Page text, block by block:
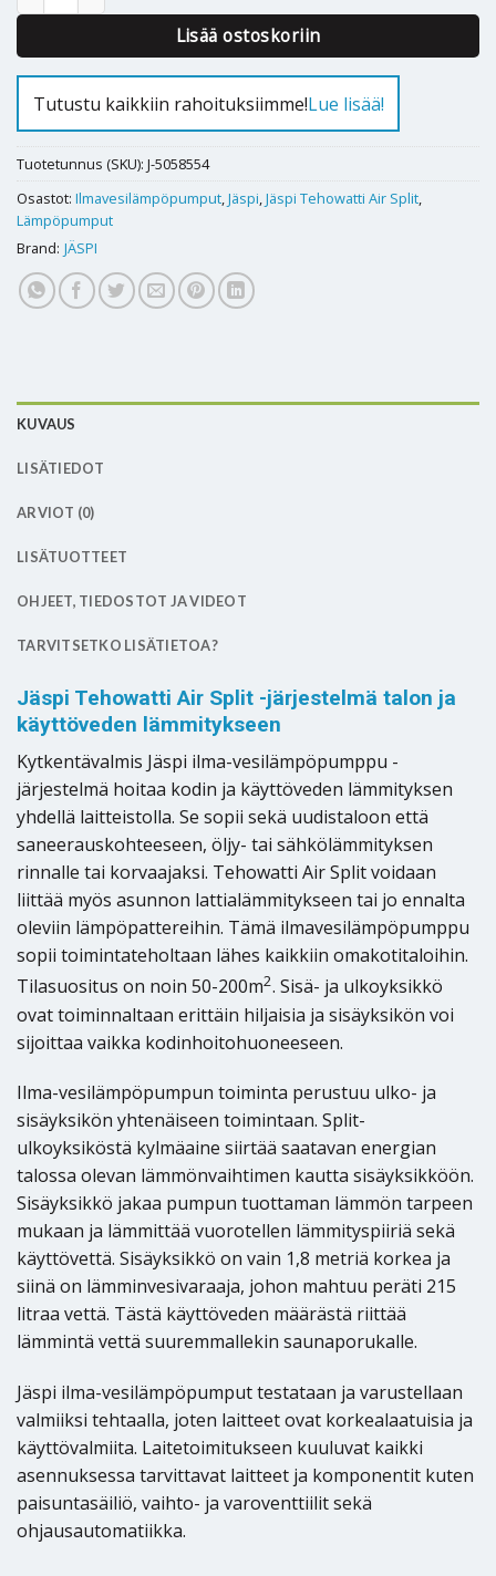
Lisää ostoskoriin
Tutustu kaikkiin rahoituksiimme!Lue lisää!
Tuotetunnus (SKU): J-5058554
Osastot: Ilmavesilämpöpumput,Jäspi,Jäspi Tehowatti Air Split,
Lämpöpumput
Brand: JÄSPI
KUVAUS
LISÄTIEDOT
ARVIOT (0)
LISÄTUOTTEET
OHJEET, TIEDOSTOT JA VIDEOT
TARVITSETKO LISÄTIETOA?
Jäspi Tehowatti Air Split -järjestelmä talon ja
käyttöveden lämmitykseen
Kytkentävalmis Jäspi ilma-vesilämpöpumppu -
järjestelmä hoitaa kodin ja käyttöveden lämmityksen
yhdellä laitteistolla. Se sopii sekä uudistaloon että
saneerauskohteeseen, öljy- tai sähkölämmityksen
rinnalle tai korvaajaksi. Tehowatti Air Split voidaan
liittää myös asunnon lattialämmitykseen tai jo ennalta
oleviin lämpöpattereihin. Tämä ilmavesilämpöpumppu
sopii toimintateholtaan lähes kaikkiin omakotitaloihin.
Tilasuositus on noin 50-200m2. Sisä- ja ulkoyksikkö
ovat toiminnaltaan erittäin hiljaisia ja sisäyksikön voi
sijoittaa vaikka kodinhoitohuoneeseen.
Ilma-vesilämpöpumpun toiminta perustuu ulko- ja
sisäyksikön yhtenäiseen toimintaan. Split-
ulkoyksiköstä kylmäaine siirtää saatavan energian
talossa olevan lämmönvaihtimen kautta sisäyksikköön.
Sisäyksikkö jakaa pumpun tuottaman lämmön tarpeen
mukaan ja lämmittää vuorotellen lämmityspiiriä sekä
käyttövettä. Sisäyksikkö on vain 1,8 metriä korkea ja
siinä on lämminvesivaraaja, johon mahtuu peräti 215
litraa vettä. Tästä käyttöveden määrästä riittää
lämmintä vettä suuremmallekin saunaporukalle.
Jäspi ilma-vesilämpöpumput testataan ja varustellaan
valmiiksi tehtaalla, joten laitteet ovat korkealaatuisia ja
käyttövalmiita. Laitetoimitukseen kuuluvat kaikki
asennuksessa tarvittavat laitteet ja komponentit kuten
paisuntasäiliö, vaihto- ja varoventtiilit sekä
ohjausautomatiikka.